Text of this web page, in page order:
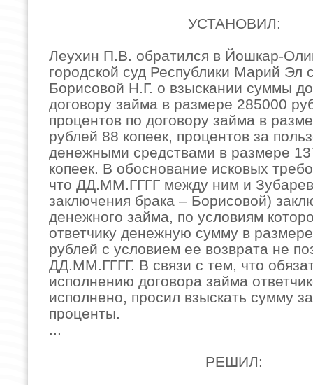
УСТАНОВИЛ:
Леухин П.В. обратился в Йошкар-
городской суд Республики Марий Эл
Борисовой Н.Г. о взыскании суммы
договору займа в размере 285000
процентов по договору займа в
рублей 88 копеек, процентов за
денежными средствами в размере
копеек. В обоснование исковых
что ДД.ММ.ГГГГ между ним и
заключения брака – Борисовой)
денежного займа, по условиям
ответчику денежную сумму в
рублей с условием ее возврата не
ДД.ММ.ГГГГ. В связи с тем, что
исполнению договора займа
исполнено, просил взыскать сумму
проценты.
...
РЕШИЛ: